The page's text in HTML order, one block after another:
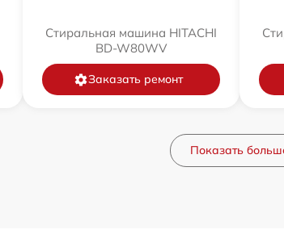
Стиральная машина HITACHI
BD-W80WV
Заказать ремонт
Показать